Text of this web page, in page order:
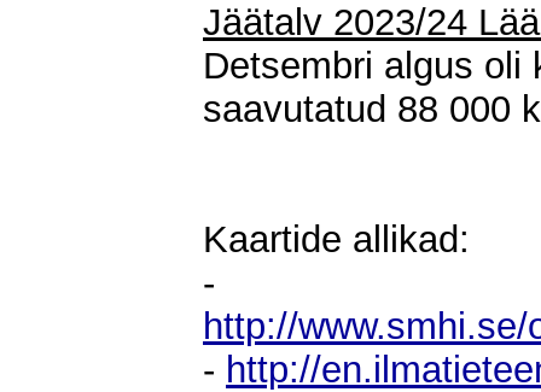
Jäätalv 2023/24
Detsembri algus oli
saavutatud 88 000
Kaartide allikad:
-
http://
- http://